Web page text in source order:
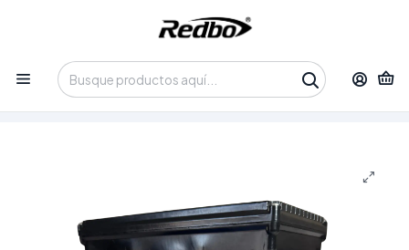
Tienda 100% Online con despacho a domicilio o retiro en
Oficina • Lun-Vie 09:30-14:00 / 15:00-17:30 • 📞 +56 9 3730 2311
Productos
Motores Eléctricos
Motor Eléctrico Monofásico Redbo RBL-90L-4-1.5 (1.5 kW